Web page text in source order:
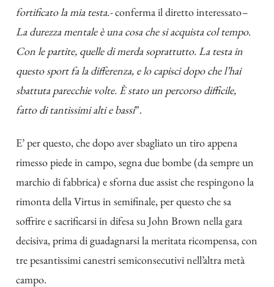
fortificato la mia testa.-conferma il diretto interessato–
La durezza mentale è una cosa che si acquista col tempo.
Con le partite, quelle di merda soprattutto. La testa in
questo sport fa la differenza, e lo capisci dopo che l’hai
sbattuta parecchie volte. È stato un percorso difficile,
fatto di tantissimi alti e bassi”.
E’ per questo, che dopo aver sbagliato un tiro appena
rimesso piede in campo, segna due bombe (da sempre un
marchio di fabbrica) e sforna due assist che respingono la
rimonta della Virtus in semifinale, per questo che sa
soffrire e sacrificarsi in difesa su John Brown nella gara
decisiva, prima di guadagnarsi la meritata ricompensa, con
tre pesantissimi canestri semiconsecutivi nell’altra metà
campo.